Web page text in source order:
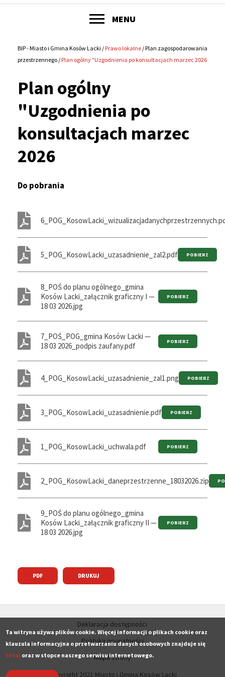
menu
serwisu
POKAŻ
MENU
Ścieżka
nawigacyjna
BIP - Miasto i Gmina Kosów Lacki Prawo lokalne Plan zagospodarowania
przestrzennego Plan ogólny "Uzgodnienia po konsultacjach marzec 2026
Plan ogólny
"Uzgodnienia po
konsultacjach marzec
2026
Do pobrania
5_POG_KosowLacki_uzasadnienie_zal2.pdf
8_POŚ do planu ogólnego_gmina
Kosów Lacki_załącznik graficzny I —
18 03 2026.jpg
7_POŚ_POG_gmina Kosów Lacki —
18 03 2026_podpis zaufany.pdf
4_POG_KosowLacki_uzasadnienie_zal1.png
3_POG_KosowLacki_uzasadnienie.pdf
1_POG_KosowLacki_uchwala.pdf
2_POG_KosowLacki_daneprzestrzenne_18032026.zip
9_POŚ do planu ogólnego_gmina
Kosów Lacki_załącznik graficzny II —
18 03 2026.jpg
PDF DRUKUJ
Copyright 2021 Miasto i Gmina Kosów Lacki
Deklaracja dostępności
Polityka prywatności
Mapa strony
Ta witryna używa plików cookie. Więcej informacji o plikach cookie oraz
klauzula informacyjna o przetwarzaniu danych osobowych znajduje się
tutaj oraz w stopce naszego serwisu internetowego.